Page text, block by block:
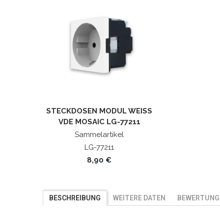
STECKDOSEN MODUL WEISS V
DE MOSAIC LG-77211
Sammelartikel
LG-77211
8,90 €
BESCHREIBUNG WEITERE DATEN